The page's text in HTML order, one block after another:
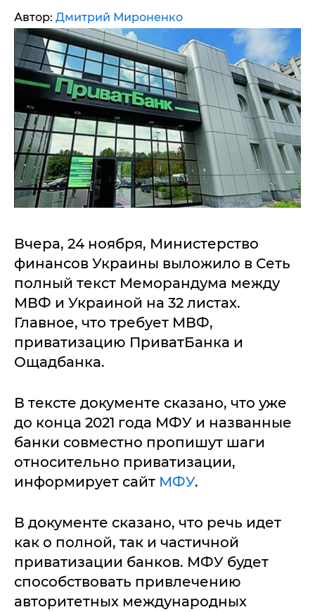
Автор: Дмитрий Мироненко
Вчера, 24 ноября, Министерство
финансов Украины выложило в Сеть
полный текст Меморандума между
МВФ и Украиной на 32 листах.
Главное, что требует МВФ,
приватизацию ПриватБанка и
Ощадбанка.
В тексте документе сказано, что уже
до конца 2021 года МФУ и названные
банки совместно пропишут шаги
относительно приватизации,
информирует сайт МФУ.
В документе сказано, что речь идет
как о полной, так и частичной
приватизации банков. МФУ будет
способствовать привлечению
авторитетных международных